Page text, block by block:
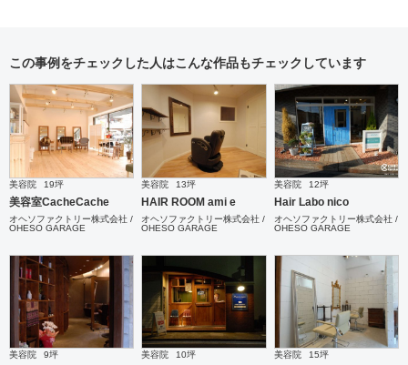
この事例をチェックした人はこんな作品もチェックしています
美容院 19坪
美容室CacheCache
オヘソファクトリー株式会社 /
OHESO GARAGE
美容院 13坪
HAIR ROOM ami e
オヘソファクトリー株式会社 /
OHESO GARAGE
美容院 12坪
Hair Labo nico
オヘソファクトリー株式会社 /
OHESO GARAGE
美容院 9坪 美容院 10坪 美容院 15坪